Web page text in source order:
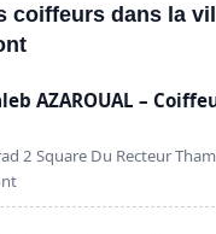
coiffeurs dans la
AZAROUAL –
2 Square Du Recteur